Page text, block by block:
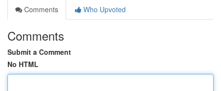
Comments
Who Upvoted
Comments
Submit a Comment
No HTML